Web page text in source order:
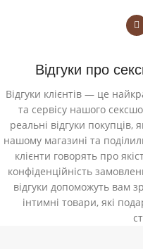
Відгуки про
Відгуки клієнтів — це
та сервісу нашого
реальні відгуки
нашому магазині та
клієнти говорять про
конфіденційність
відгуки допоможуть вам
інтимні товари, які